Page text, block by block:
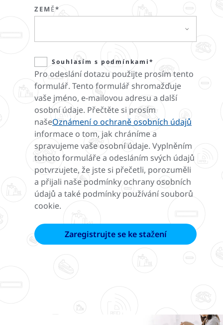
ZEMĚ*
Souhlasím s podmínkami*
Pro odeslání dotazu použijte prosím tento
formulář. Tento formulář shromažďuje
vaše jméno, e-mailovou adresu a další
osobní údaje. Přečtěte si prosím
našeOznámení o ochraně osobních údajů
informace o tom, jak chráníme a
spravujeme vaše osobní údaje. Vyplněním
tohoto formuláře a odesláním svých údajů
potvrzujete, že jste si přečetli, porozuměli
a přijali naše podmínky ochrany osobních
údajů a také podmínky používání souborů
cookie.